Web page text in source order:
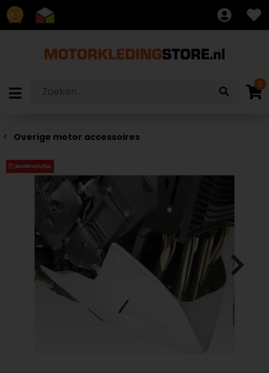
8.7
0
Overige motor accessoires